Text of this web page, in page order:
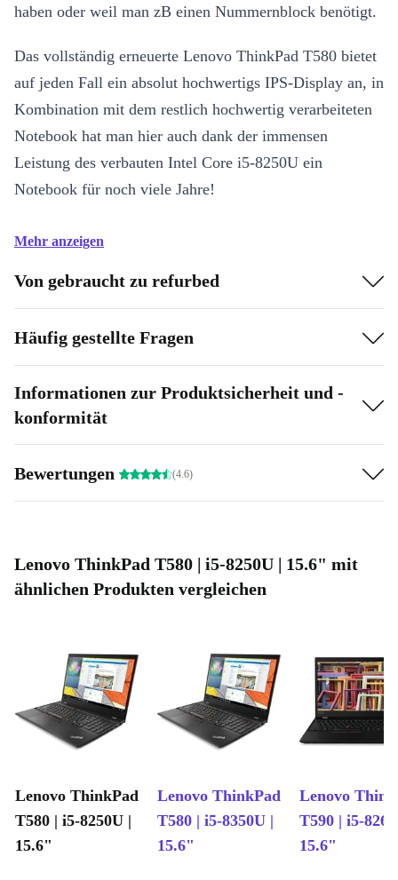
haben oder weil man zB einen Nummernblock benötigt.
Das vollständig erneuerte Lenovo ThinkPad T580 bietet
auf jeden Fall ein absolut hochwertigs IPS-Display an, in
Kombination mit dem restlich hochwertig verarbeiteten
Notebook hat man hier auch dank der immensen
Leistung des verbauten Intel Core i5-8250U ein
Notebook für noch viele Jahre!
Mehr anzeigen
Von gebraucht zu refurbed
Häufig gestellte Fragen
Informationen zur Produktsicherheit und -
konformität
Bewertungen (4.6)
Lenovo ThinkPad T580 | i5-8250U | 15.6" mit
ähnlichen Produkten vergleichen
Lenovo ThinkPad
T580 | i5-8250U |
15.6"
Lenovo ThinkPad
T580 | i5-8350U |
15.6"
Lenovo
T590 | i5-
15.6"